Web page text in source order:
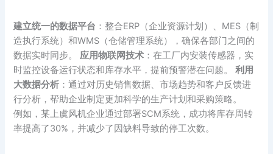
建立统一的数据平台 ：整合ERP（企业资源计划）、MES（制
造执行系统）和WMS（仓储管理系统），确保各部门之间的
数据实时同步。应用物联网技术 ：在工厂内安装传感器，实
时监控设备运行状态和库存水平，提前预警潜在问题。利用
大数据分析 ：通过对历史销售数据、市场趋势和客户反馈进
行分析，帮助企业制定更加科学的生产计划和采购策略。
例如，某上虞风机企业通过部署SCM系统，成功将库存周转
率提高了30%，并减少了因缺料导致的停工次数。